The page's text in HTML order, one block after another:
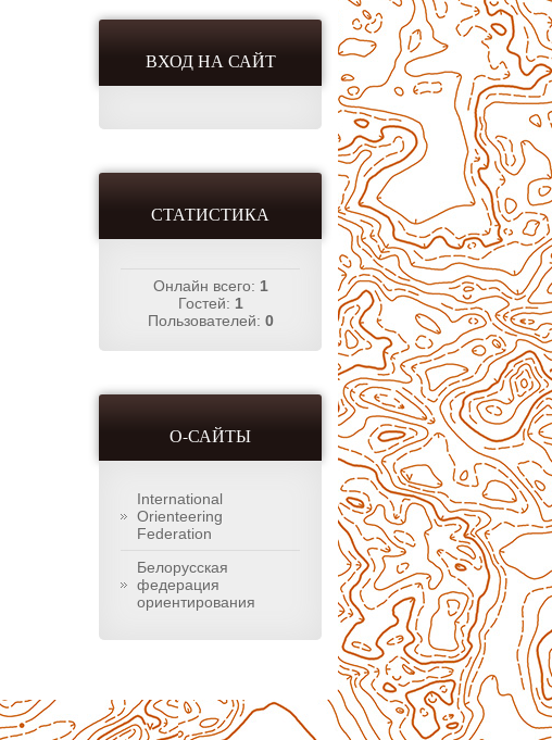
ВХОД НА САЙТ
СТАТИСТИКА
Онлайн всего: 1
Гостей: 1
Пользователей: 0
О-САЙТЫ
International
Orienteering
Federation
Белорусская
федерация
ориентирования